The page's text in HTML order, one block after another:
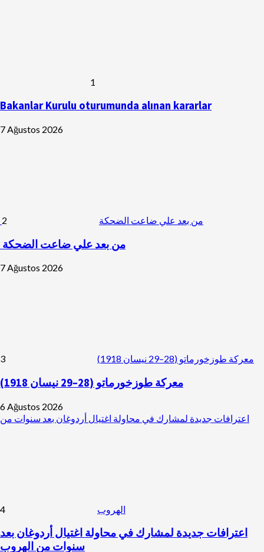
1
Bakanlar Kurulu oturumunda alınan kararlar
7 Ağustos 2026
من بعد علي ضاعت الضحكة 2
من بعد علي ضاعت الضحكة
7 Ağustos 2026
معركة طوزخورماتو (28–29 نيسان 1918) 3
معركة طوزخورماتو (28–29 نيسان 1918)
6 Ağustos 2026
اعترافات جديدة لمشارك في محاولة اغتيال أردوغان بعد سنوات من
الهروب 4
اعترافات جديدة لمشارك في محاولة اغتيال أردوغان بعد
سنوات من الهروب